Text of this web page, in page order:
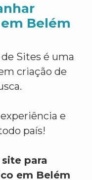
Belém
Sites é uma
criação de
e
país!
site para
em Belém